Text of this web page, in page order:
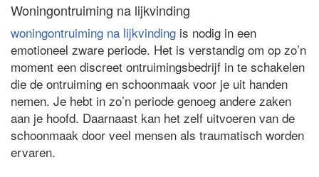
Woningontruiming na lijkvinding
woningontruiming na lijkvinding is nodig in een
emotioneel zware periode. Het is verstandig om op zo’n
moment een discreet ontruimingsbedrijf in te schakelen
die de ontruiming en schoonmaak voor je uit handen
nemen. Je hebt in zo’n periode genoeg andere zaken
aan je hoofd. Daarnaast kan het zelf uitvoeren van de
schoonmaak door veel mensen als traumatisch worden
ervaren.